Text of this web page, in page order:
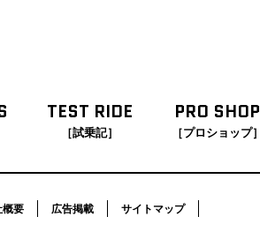
TEST RIDE
［試乗記］
PRO SHOP
［プロショップ］
要 広告掲載 サイトマップ